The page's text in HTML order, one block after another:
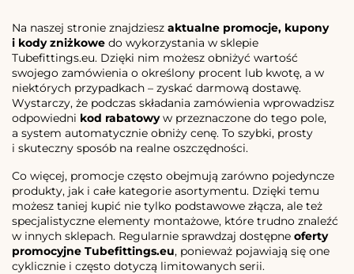
Na naszej stronie znajdziesz aktualne promocje, kupony
i kody zniżkowe do wykorzystania w sklepie
Tubefittings.eu. Dzięki nim możesz obniżyć wartość
swojego zamówienia o określony procent lub kwotę, a w
niektórych przypadkach – zyskać darmową dostawę.
Wystarczy, że podczas składania zamówienia wprowadzisz
odpowiedni kod rabatowyw przeznaczone do tego pole,
a system automatycznie obniży cenę. To szybki, prosty
i skuteczny sposób na realne oszczędności.
Co więcej, promocje często obejmują zarówno pojedyncze
produkty, jak i całe kategorie asortymentu. Dzięki temu
możesz taniej kupić nie tylko podstawowe złącza, ale też
specjalistyczne elementy montażowe, które trudno znaleźć
w innych sklepach. Regularnie sprawdzaj dostępne oferty
promocyjne Tubefittings.eu, ponieważ pojawiają się one
cyklicznie i często dotyczą limitowanych serii.